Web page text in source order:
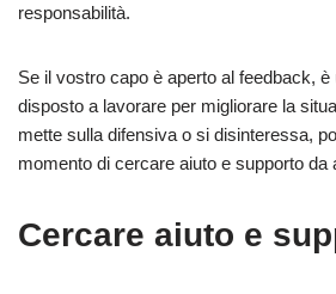
responsabilità.
Se il vostro capo è aperto al feedback,
disposto a lavorare per migliorare la
mette sulla difensiva o si disinteressa,
momento di cercare aiuto e supporto da
Cercare aiuto e